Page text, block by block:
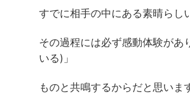
すでに相手の中にある素晴らし
その過程には必ず感動体験があ
いる)」
ものと共鳴するからだと思いま